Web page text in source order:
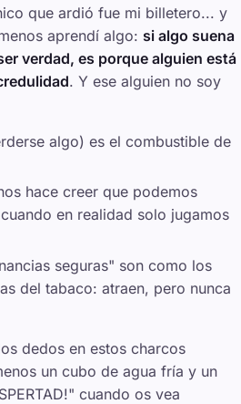
que ardió fue mi billetero... y
aprendí algo: si algo suena
verdad, es porque alguien está
. Y ese alguien no soy
algo) es el combustible de
hace creer que podemos
en realidad solo jugamos
seguras" son como los
del tabaco: atraen, pero nunca
dedos en estos charcos
un cubo de agua fría y un
cuando os vea